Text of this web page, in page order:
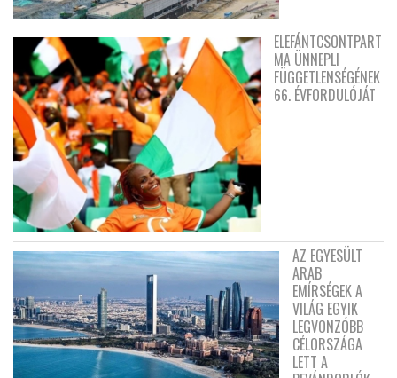
ELEFÁNTCSONTPART
MA ÜNNEPLI
FÜGGETLENSÉGÉNEK
66. ÉVFORDULÓJÁT
AZ EGYESÜLT
ARAB
EMÍRSÉGEK A
VILÁG EGYIK
LEGVONZÓBB
CÉLORSZÁGA
LETT A